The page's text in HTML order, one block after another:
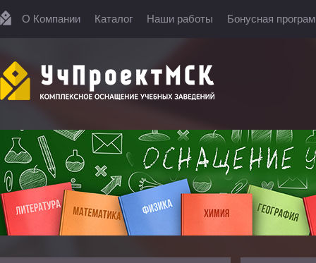
О Компании Каталог Наши работы Бонусная